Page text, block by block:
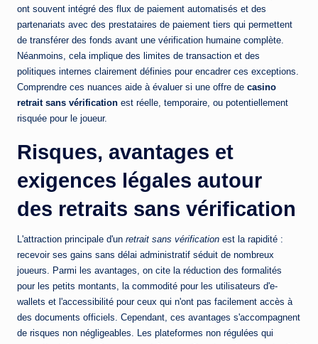
ont souvent intégré des flux de paiement automatisés et des
partenariats avec des prestataires de paiement tiers qui permettent
de transférer des fonds avant une vérification humaine complète.
Néanmoins, cela implique des limites de transaction et des
politiques internes clairement définies pour encadrer ces exceptions.
Comprendre ces nuances aide à évaluer si une offre de casino
retrait sans vérification est réelle, temporaire, ou potentiellement
risquée pour le joueur.
Risques, avantages et
exigences légales autour
des retraits sans vérification
L'attraction principale d'un retrait sans vérification est la rapidité :
recevoir ses gains sans délai administratif séduit de nombreux
joueurs. Parmi les avantages, on cite la réduction des formalités
pour les petits montants, la commodité pour les utilisateurs d'e-
wallets et l'accessibilité pour ceux qui n'ont pas facilement accès à
des documents officiels. Cependant, ces avantages s'accompagnent
de risques non négligeables. Les plateformes non régulées qui